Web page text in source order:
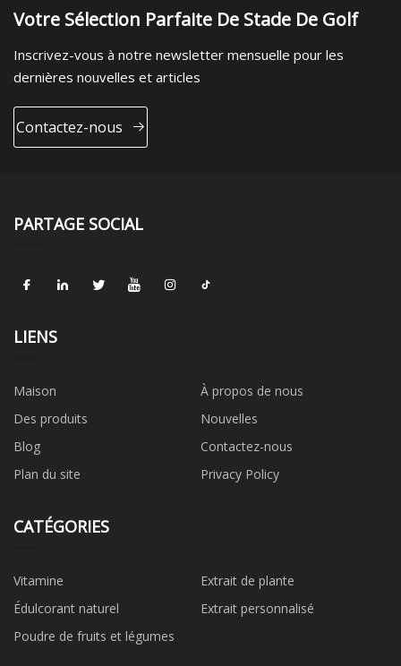
Votre Sélection Parfaite De Stade De Golf
Inscrivez-vous à notre newsletter mensuelle pour les
dernières nouvelles et articles
Contactez-nous
PARTAGE SOCIAL
LIENS
Maison
À propos de nous
Des produits
Nouvelles
Blog
Contactez-nous
Plan du site
Privacy Policy
CATÉGORIES
Vitamine
Extrait de plante
Édulcorant naturel
Extrait personnalisé
Poudre de fruits et légumes